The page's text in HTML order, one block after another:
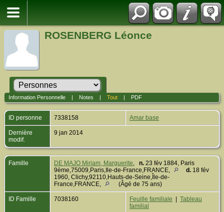
ROSENBERG Léonce
Information Personnelle| Notes Tout| PDF
ID personne 7338158 Amar base
Dernière
modif.
9 jan 2014
Famille DE MAJO Miriam, Marguerite, n. 23 fév 1884, Paris
9ème,75009,Paris,Ile-de-France,FRANCE,
d. 18 fév
1960, Clichy,92110,Hauts-de-Seine,Île-de-
France,FRANCE,
(Âgé de 75 ans)
ID Famille 7038160 Feuille familiale
Tableau
familial